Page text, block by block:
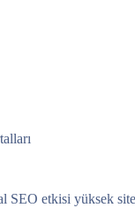
SEO etkisi yüksek